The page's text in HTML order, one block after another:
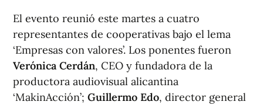
El evento reunió este martes a cuatro
representantes de cooperativas bajo el lema
‘Empresas con valores’. Los ponentes fueron
Verónica Cerdán, CEO y fundadora de la
productora audiovisual alicantina
‘MakinAcción’; Guillermo Edo, director general